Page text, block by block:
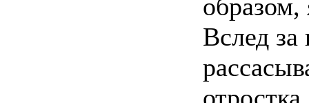
Вслед за